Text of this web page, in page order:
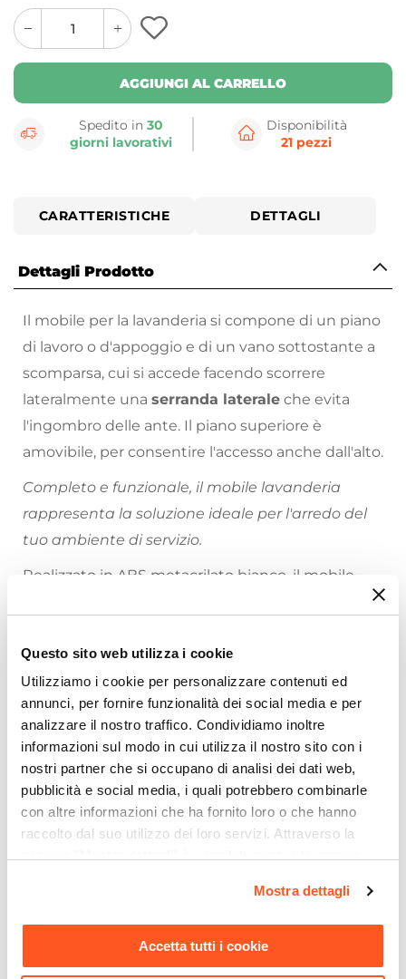
Questo sito web utilizza i cookie
Utilizziamo i cookie per personalizzare contenuti ed
annunci, per fornire funzionalità dei social media e per
analizzare il nostro traffico. Condividiamo inoltre
informazioni sul modo in cui utilizza il nostro sito con i
nostri partner che si occupano di analisi dei dati web,
pubblicità e social media, i quali potrebbero combinarle
con altre informazioni che ha fornito loro o che hanno
raccolto dal suo utilizzo dei loro servizi. Attraverso la
momento. Per maggiori informazioni si invita a leggere la
Mostra dettagli
Accetta tutti i cookie
quantity
button
quantity
minus
button
AGGIUNGI AL CARRELLO
Spedito in 30
giorni lavorativi
Disponibilità
21 pezzi
CARATTERISTICHE DETTAGLI
Dettagli Prodotto
Il mobile per la lavanderia si compone di un piano
di lavoro o d'appoggio e di un vano sottostante a
scomparsa, cui si accede facendo scorrere
lateralmente una serranda laterale che evita
l'ingombro delle ante. Il piano superiore è
amovibile, per consentire l'accesso anche dall'alto.
Completo e funzionale, il mobile lavanderia
rappresenta la soluzione ideale per l'arredo del
tuo ambiente di servizio.
Realizzato in ABS metacrilato bianco, il mobile
lavanderia è ideale per gli spazi interni, ma anche
agenti atmosferici più aggressivi.
Riepilogo Caratteristiche
Caratteristiche
Tipologia
Mobile contenitore
Larghezza
50 cm
Profondità
Ti suggeriamo anche